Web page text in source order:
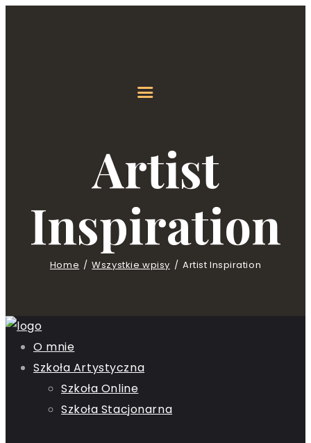
Artist
Inspiration
Home Wszystkie wpisy Artist Inspiration
O mnie
Szkoła Artystyczna
Szkoła Online
Szkoła Stacjonarna